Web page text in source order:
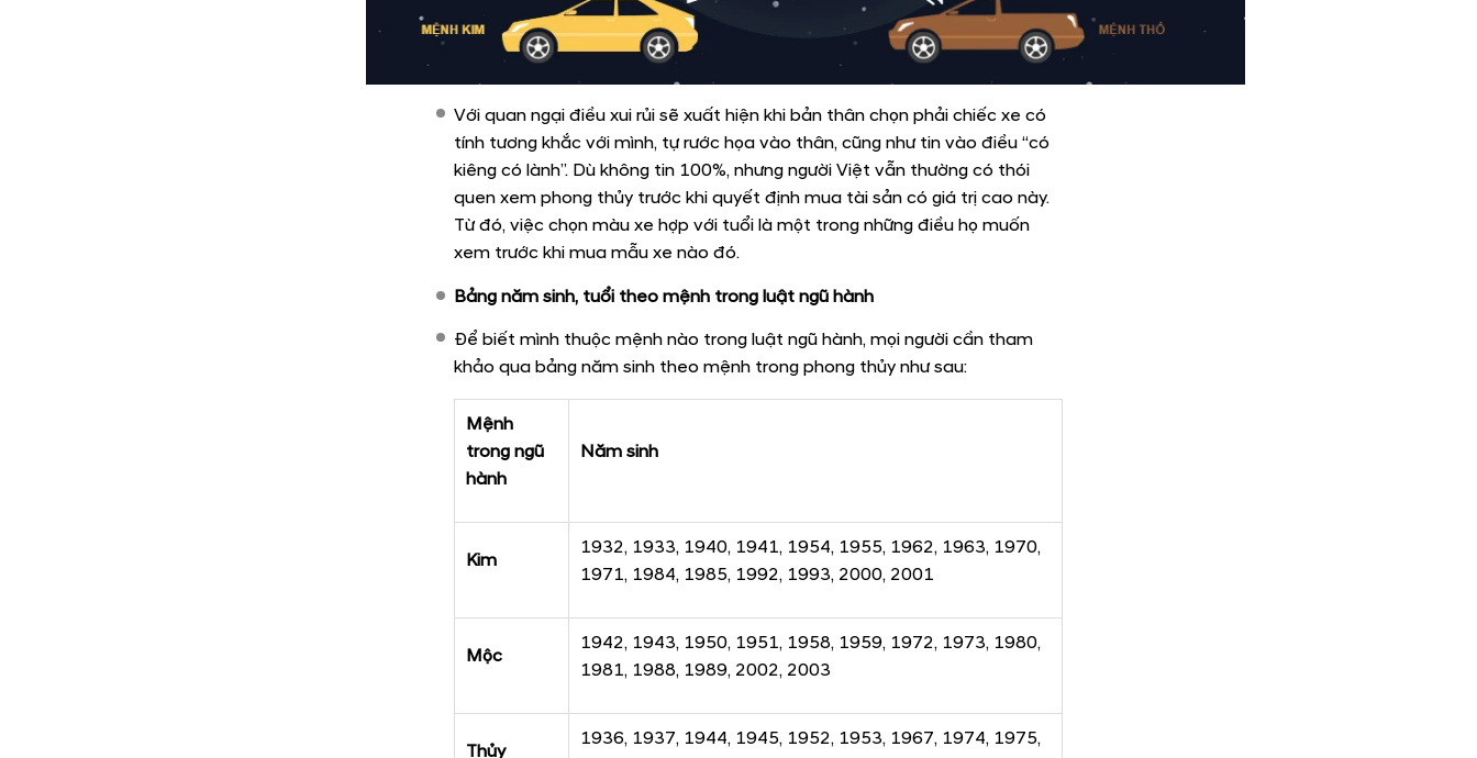
Với quan ngại điều xui rủi sẽ xuất hiện khi bản thân chọn phải chiếc xe có
tính tương khắc với mình, tự rước họa vào thân, cũng như tin vào điều “có
kiêng có lành”. Dù không tin 100%, nhưng người Việt vẫn thường có thói
quen xem phong thủy trước khi quyết định mua tài sản có giá trị cao này.
Từ đó, việc chọn màu xe hợp với tuổi là một trong những điều họ muốn
xem trước khi mua mẫu xe nào đó.
Bảng năm sinh, tuổi theo mệnh trong luật ngũ hành
Để biết mình thuộc mệnh nào trong luật ngũ hành, mọi người cần tham
khảo qua bảng năm sinh theo mệnh trong phong thủy như sau:
Mệnh
trong ngũ
hành
Năm sinh
Kim
1932, 1933, 1940, 1941, 1954, 1955, 1962, 1963, 1970,
1971, 1984, 1985, 1992, 1993, 2000, 2001
Mộc
1942, 1943, 1950, 1951, 1958, 1959, 1972, 1973, 1980,
1981, 1988, 1989, 2002, 2003
Thủy
1936, 1937, 1944, 1945, 1952, 1953, 1967, 1974, 1975,